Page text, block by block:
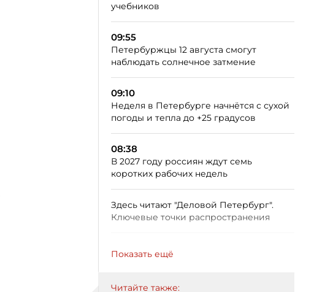
учебников
09:55
Петербуржцы 12 августа смогут
наблюдать солнечное затмение
09:10
Неделя в Петербурге начнётся с сухой
погоды и тепла до +25 градусов
08:38
В 2027 году россиян ждут семь
коротких рабочих недель
Здесь читают "Деловой Петербург".
Ключевые точки распространения
Показать ещё
Читайте также: